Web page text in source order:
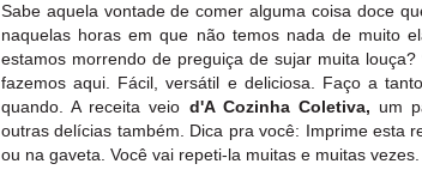
Sabe aquela vontade de comer alguma coisa doce
naquelas horas em que não temos nada de muito
estamos morrendo de preguiça de sujar muita
fazemos aqui. Fácil, versátil e deliciosa. Faço a
quando. A receita veio d'A Cozinha Coletiva, um
outras delícias também. Dica pra você: Imprime esta
ou na gaveta. Você vai repeti-la muitas e muitas vezes.